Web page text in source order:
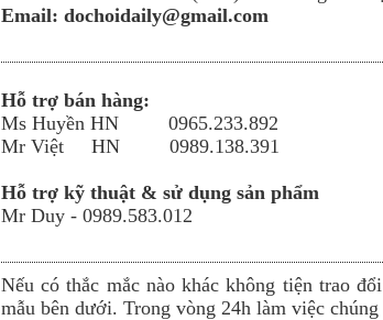
Email: dochoidaily@gmail.com
Hỗ trợ bán hàng:
Ms Huyền HN 0965.233.892
Mr Việt HN 0989.138.391
Hỗ trợ kỹ thuật & sử dụng sản phẩm
Mr Duy - 0989.583.012
Nếu có thắc mắc nào khác không tiện trao
mẫu bên dưới. Trong vòng 24h làm việc